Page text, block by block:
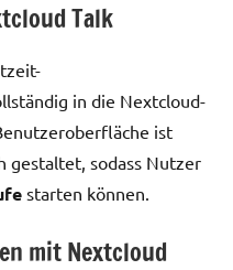
Talk
in die Nextcloud-
ist
sodass Nutzer
starten können.
mit Nextcloud